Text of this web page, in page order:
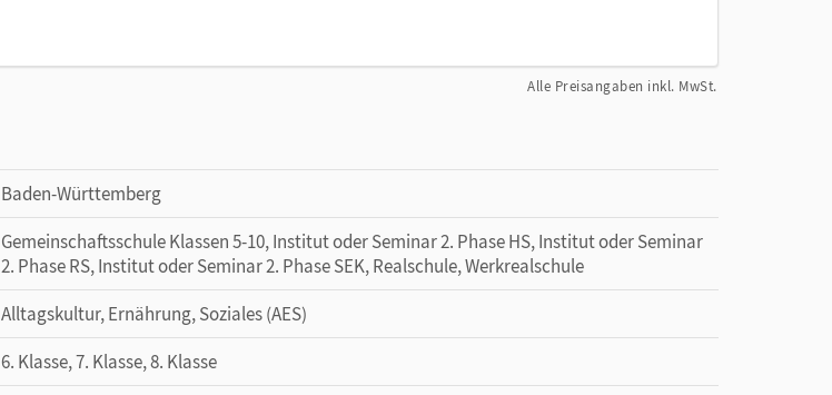
Alle Preisangaben inkl. MwSt.
Baden-Württemberg
Gemeinschaftsschule Klassen 5-10, Institut oder Seminar 2. Phase HS, Institut oder Seminar
2. Phase RS, Institut oder Seminar 2. Phase SEK, Realschule, Werkrealschule
Alltagskultur, Ernährung, Soziales (AES)
6. Klasse, 7. Klasse, 8. Klasse